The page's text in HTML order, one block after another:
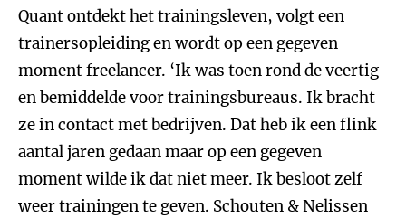
Quant ontdekt het trainingsleven, volgt een
trainersopleiding en wordt op een gegeven
moment freelancer. ‘Ik was toen rond de veertig
en bemiddelde voor trainingsbureaus. Ik bracht
ze in contact met bedrijven. Dat heb ik een flink
aantal jaren gedaan maar op een gegeven
moment wilde ik dat niet meer. Ik besloot zelf
weer trainingen te geven. Schouten & Nelissen